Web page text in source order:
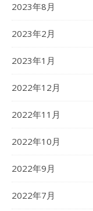
2023年8月
2023年2月
2023年1月
2022年12月
2022年11月
2022年10月
2022年9月
2022年7月